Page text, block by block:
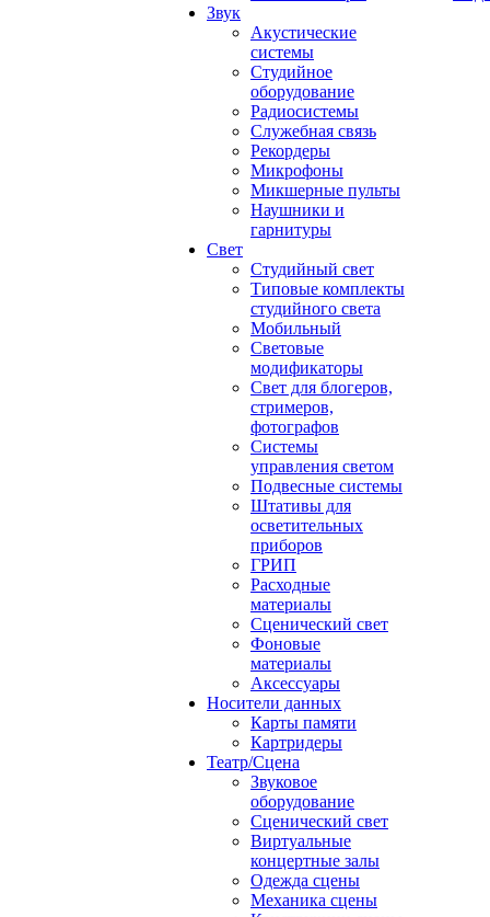
Звук
Акустические
системы
Студийное
оборудование
Радиосистемы
Служебная связь
Рекордеры
Микрофоны
Микшерные пульты
Наушники и
гарнитуры
Свет
Студийный свет
Типовые комплекты
студийного света
Мобильный
Световые
модификаторы
Свет для блогеров,
стримеров,
фотографов
Системы
управления светом
Подвесные системы
Штативы для
осветительных
приборов
ГРИП
Расходные
материалы
Сценический свет
Фоновые
материалы
Аксессуары
Носители данных
Карты памяти
Картридеры
Театр/Сцена
Звуковое
оборудование
Сценический свет
Виртуальные
концертные залы
Одежда сцены
Механика сцены